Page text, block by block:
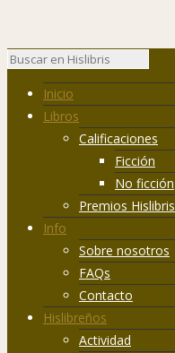
Inicio
Libros
Calificaciones
Ficción
No ficción
Premios
Info
Sobre nosotros
FAQs
Contacto
Hislibreños
Actividad